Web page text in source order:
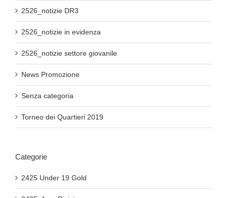
2526_notizie DR3
2526_notizie in evidenza
2526_notizie settore giovanile
News Promozione
Senza categoria
Torneo dei Quartieri 2019
Categorie
2425 Under 19 Gold